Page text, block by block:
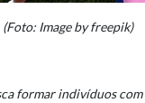
(Foto: Image by freepik)
formar indivíduos com